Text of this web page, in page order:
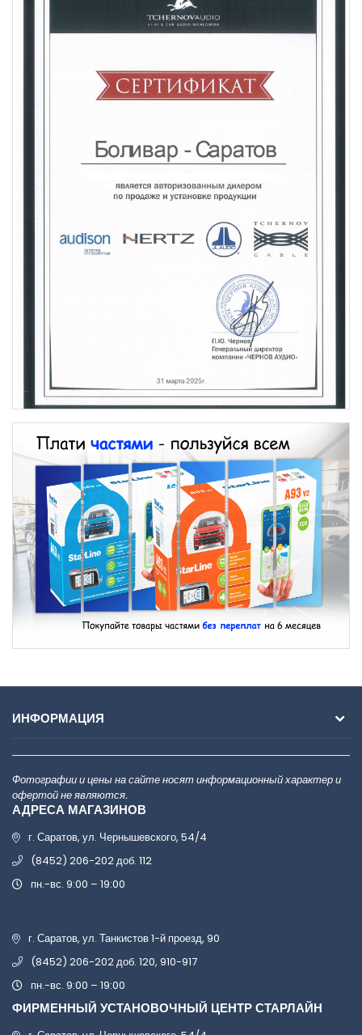
ИНФОРМАЦИЯ
Фотографии и цены на сайте носят информационный характер и
офертой не являются.
АДРЕСА МАГАЗИНОВ
г. Саратов, ул. Чернышевского, 54/4
(8452) 206-202 доб. 112
пн.-вс. 9:00 – 19:00
г. Саратов, ул. Танкистов 1-й проезд, 90
(8452) 206-202 доб. 120, 910-917
пн.-вс. 9:00 – 19:00
ФИРМЕННЫЙ УСТАНОВОЧНЫЙ ЦЕНТР СТАРЛАЙН